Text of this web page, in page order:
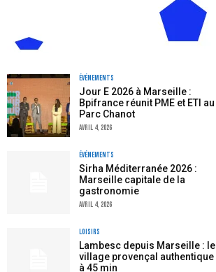
Événements
Jour E 2026 à Marseille :
Bpifrance réunit PME et ETI au
Parc Chanot
avril 4, 2026
Événements
Sirha Méditerranée 2026 :
Marseille capitale de la
gastronomie
avril 4, 2026
Loisirs
Lambesc depuis Marseille : le
village provençal authentique
à 45 min